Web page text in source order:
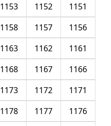
1151
1152
1153
1156
1157
1158
1161
1162
1163
1166
1167
1168
1171
1172
1173
1176
1177
1178